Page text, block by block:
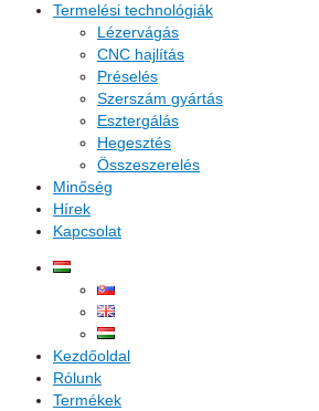
Termelési technológiák
Lézervágás
CNC hajlítás
Préselés
Szerszám gyártás
Esztergálás
Hegesztés
Összeszerelés
Minőség
Hírek
Kapcsolat
Kezdőoldal
Rólunk
Termékek